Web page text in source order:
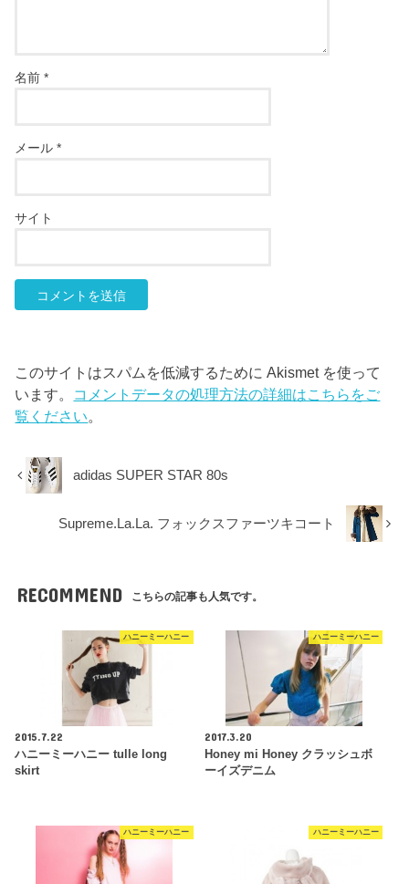
名前*
メール*
サイト
このサイトはスパムを低減するために Akismet を使って
います。 コメントデータの処理方法の詳細はこちらをご
覧ください
adidas SUPER STAR 80s
Supreme.La.La. フォックスファーツキコート
RECOMMEND こちらの記事も人気です。
ハニーミーハニー
2015.7.22
ハニーミーハニー tulle long
skirt
ハニーミーハニー
2017.3.20
Honey mi Honey クラッシュボ
ーイズデニム
ハニーミーハニー ハニーミーハニー